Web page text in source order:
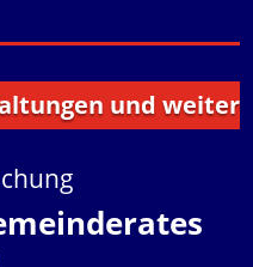
und weitere